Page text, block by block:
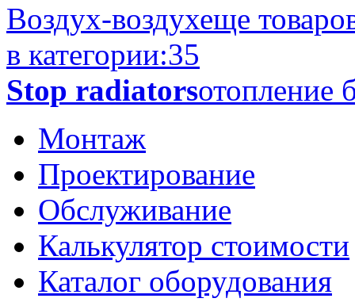
Воздух-воздухеще
в категории:35
Stop radiatorsотопление
Монтаж
Проектирование
Обслуживание
Калькулятор стоимости
Каталог оборудования